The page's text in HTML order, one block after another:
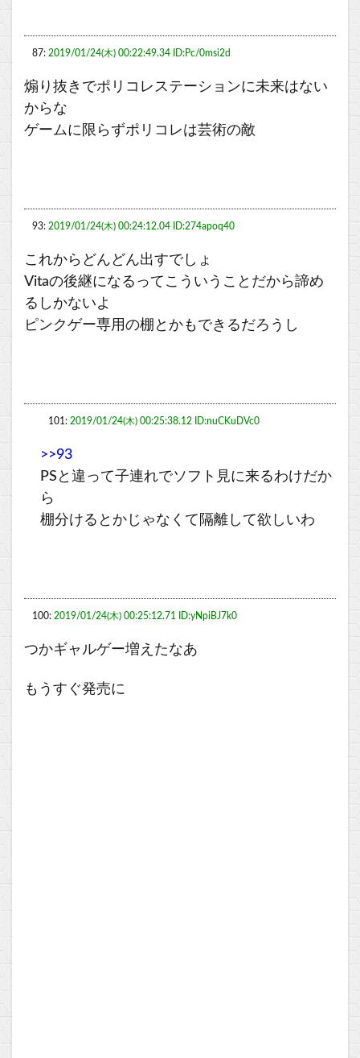
87: 2019/01/24(木) 00:22:49.34 ID:Pc/0msi2d
煽り抜きでポリコレステーションに未来はない
からな
ゲームに限らずポリコレは芸術の敵
93: 2019/01/24(木) 00:24:12.04 ID:274apoq40
これからどんどん出すでしょ
Vitaの後継になるってこういうことだから諦め
るしかないよ
ピンクゲー専用の棚とかもできるだろうし
101: 2019/01/24(木) 00:25:38.12 ID:nuCKuDVc0
>>93
PSと違って子連れでソフト見に来るわけだか
ら
棚分けるとかじゃなくて隔離して欲しいわ
100: 2019/01/24(木) 00:25:12.71 ID:yNpiBJ7k0
つかギャルゲー増えたなあ
もうすぐ発売に